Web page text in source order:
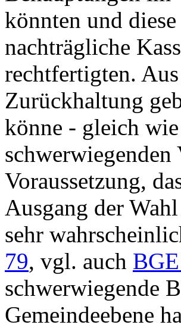
könnten und
nachträgliche
rechtfertigten.
Zurückhaltung
könne - gleich
schwerwiegenden
Voraussetzung,
Ausgang der
sehr
79, vgl. auch
schwerwiegende
Gemeindeebene